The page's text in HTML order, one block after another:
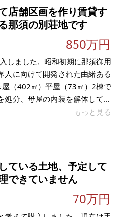
活環境は整っていると思いま
店舗区画を作り賃貸す
那須の別荘地です
850万円
しました。昭和初期に那須御用
人に向けて開発された由緒ある
分、母屋の内装を解体して改
。母屋は元民宿だったとのこと
の前に藤城清治美術館がある
定でした。温泉の引き込みも
。下水道完備のエリアです。
もっと見る
ている土地、予定して
できていません
70万円